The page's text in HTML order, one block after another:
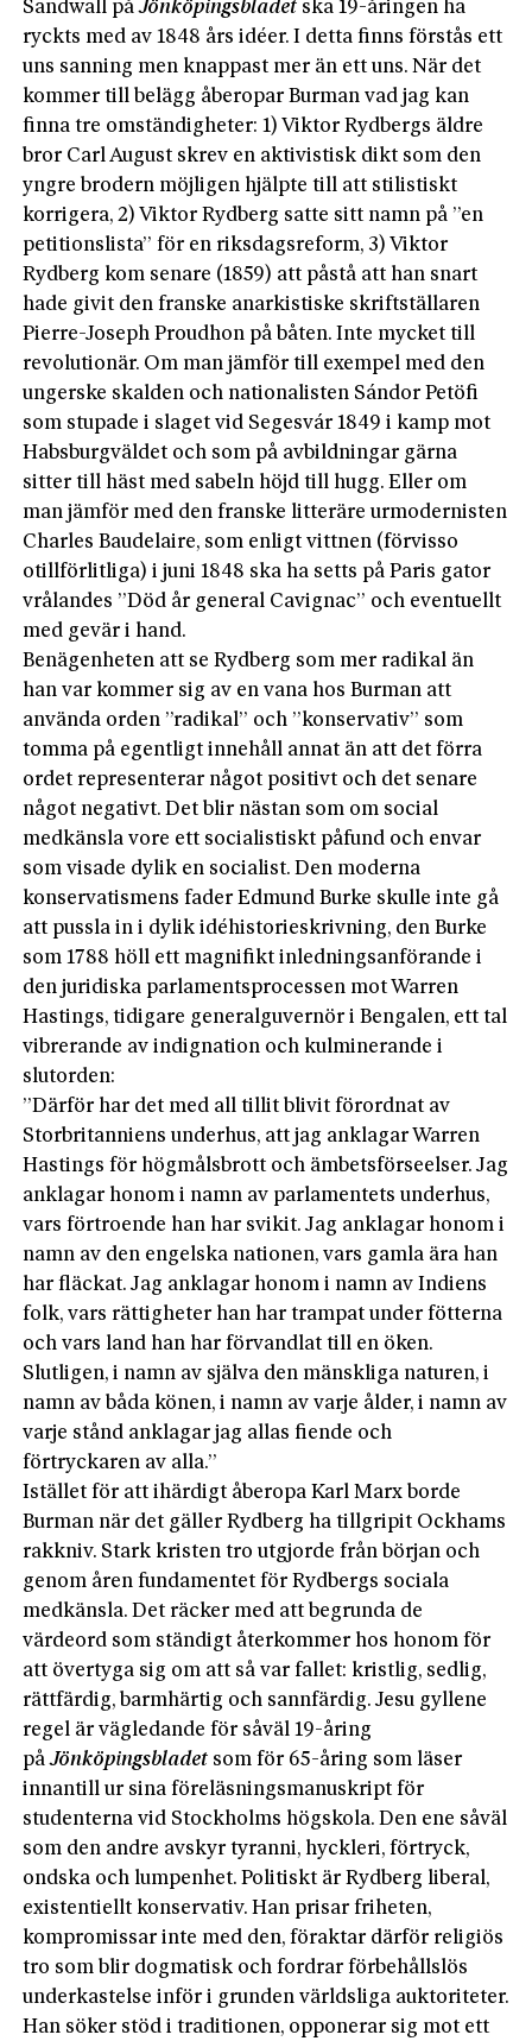
Sandwall påJönköpingsbladet ska 19-åringen ha
ryckts med av 1848 års idéer. I detta finns förstås ett
uns sanning men knappast mer än ett uns. När det
kommer till belägg åberopar Burman vad jag kan
finna tre omständigheter: 1) Viktor Rydbergs äldre
bror Carl August skrev en aktivistisk dikt som den
yngre brodern möjligen hjälpte till att stilistiskt
korrigera, 2) Viktor Rydberg satte sitt namn på ”en
petitionslista” för en riksdagsreform, 3) Viktor
Rydberg kom senare (1859) att påstå att han snart
hade givit den franske anarkistiske skriftställaren
Pierre-Joseph Prou­dhon på båten. Inte mycket till
revolutionär. Om man jämför till exempel med den
ungerske skalden och nationalisten Sándor Petöfi
som stupade i slaget vid Segesvár 1849 i kamp mot
Habsburgväldet och som på avbildningar gärna
sitter till häst med sabeln höjd till hugg. Eller om
man jämför med den franske litteräre urmodernisten
Charles Baudelaire, som enligt vittnen (förvisso
otillförlitliga) i juni 1848 ska ha setts på Paris gator
vrålandes ”Död år general Cavignac” och eventuellt
med gevär i hand.
Benägenheten att se Rydberg som mer radikal än
han var kommer sig av en vana hos Burman att
använda orden ”radikal” och ”konservativ” som
tomma på egentligt innehåll annat än att det förra
ordet representerar något positivt och det senare
något negativt. Det blir nästan som om social
medkänsla vore ett socialistiskt påfund och envar
som visade dylik en socialist. Den moderna
konservatismens fader Edmund Burke skulle inte gå
att pussla in i dylik idéhistorieskrivning, den Burke
som 1788 höll ett magnifikt inledningsanförande i
den juridiska parlamentsprocessen mot Warren
Hastings, tidigare generalguvernör i Bengalen, ett tal
vibrerande av indignation och kulminerande i
slutorden:
”Därför har det med all tillit blivit förordnat av
Storbritanniens underhus, att jag anklagar Warren
Hastings för högmålsbrott och ämbetsförseelser. Jag
anklagar honom i namn av parlamentets underhus,
vars förtroende han har svikit. Jag anklagar honom i
namn av den engelska nationen, vars gamla ära han
har fläckat. Jag anklagar honom i namn av Indiens
folk, vars rättigheter han har trampat under fötterna
och vars land han har förvandlat till en öken.
Slutligen, i namn av själva den mänskliga naturen, i
namn av båda könen, i namn av varje ålder, i namn av
varje stånd anklagar jag allas fiende och
förtryckaren av alla.”
Istället för att ihärdigt åberopa Karl Marx borde
Burman när det gäller Rydberg ha tillgripit Ockhams
rakkniv. Stark kristen tro utgjorde från början och
genom åren fundamentet för Rydbergs sociala
medkänsla. Det räcker med att begrunda de
värdeord som ständigt återkommer hos honom för
att övertyga sig om att så var fallet: kristlig, sedlig,
rättfärdig, barmhärtig och sannfärdig. Jesu gyllene
regel är vägledande för såväl 19-åring
påJönköpingsbladet som för 65-åring som läser
innantill ur sina föreläsningsmanuskript för
studenterna vid Stockholms högskola. Den ene såväl
som den andre avskyr tyranni, hyckleri, förtryck,
ondska och lumpenhet. Politiskt är Rydberg liberal,
existentiellt konservativ. Han prisar friheten,
kompromissar inte med den, föraktar därför religiös
tro som blir dogmatisk och fordrar förbehållslös
underkastelse inför i grunden världsliga auktoriteter.
Han söker stöd i traditionen, opponerar sig mot ett